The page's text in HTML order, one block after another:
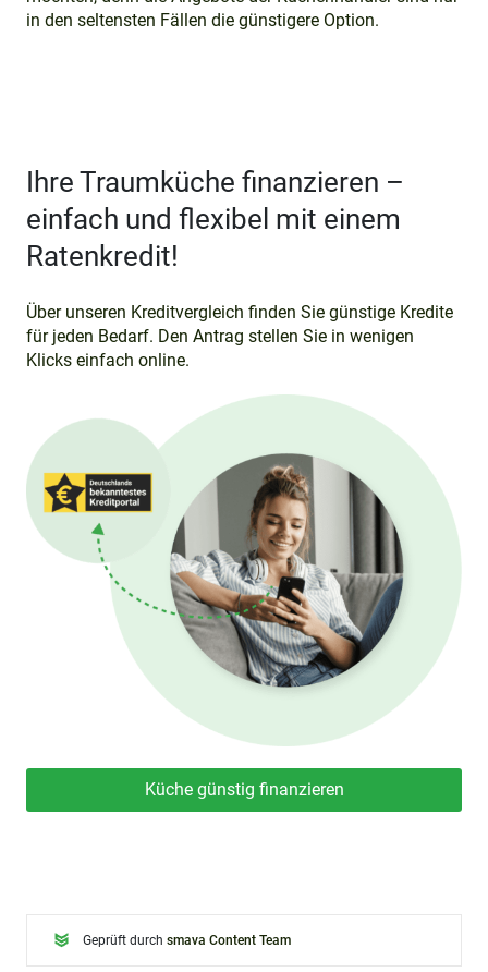
in den seltensten Fällen die günstigere Option.
Ihre Traumküche finanzieren –
einfach und flexibel mit einem
Ratenkredit!
Über unseren Kreditvergleich finden Sie günstige Kredite
für jeden Bedarf. Den Antrag stellen Sie in wenigen
Klicks einfach online.
Küche günstig finanzieren
Geprüft durch smava Content Team